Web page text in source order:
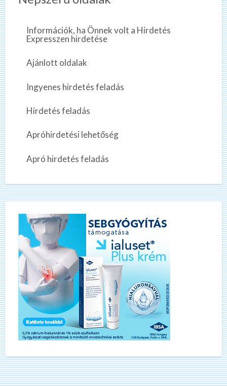
Információk, ha Önnek volt a Hirdetés
Expresszen hirdetése
Ajánlott oldalak
Ingyenes hirdetés feladás
Hirdetés feladás
Apróhirdetési lehetőség
Apró hirdetés feladás